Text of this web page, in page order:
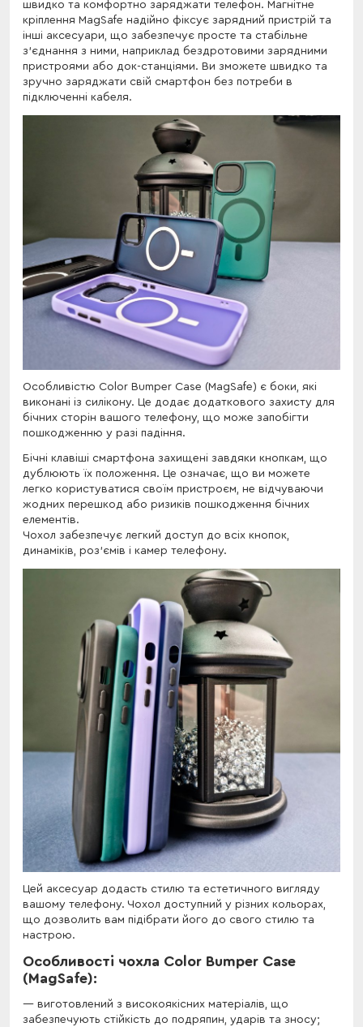
швидко та комфортно заряджати телефон. Магнітне
кріплення MagSafe надійно фіксує зарядний пристрій та
інші аксесуари, що забезпечує просте та стабільне
з'єднання з ними, наприклад бездротовими зарядними
пристроями або док-станціями. Ви зможете швидко та
зручно заряджати свій смартфон без потреби в
підключенні кабеля.
Особливістю Color Bumper Case (MagSafe) є боки, які
виконані із силікону. Це додає додаткового захисту для
бічних сторін вашого телефону, що може запобігти
пошкодженню у разі падіння.
Бічні клавіші смартфона захищені завдяки кнопкам, що
дублюють їх положення. Це означає, що ви можете
легко користуватися своїм пристроєм, не відчуваючи
жодних перешкод або ризиків пошкодження бічних
елементів.
Чохол забезпечує легкий доступ до всіх кнопок,
динаміків, роз'ємів і камер телефону.
Цей аксесуар додасть стилю та естетичного вигляду
вашому телефону. Чохол доступний у різних кольорах,
що дозволить вам підібрати його до свого стилю та
настрою.
Особливості чохла Color Bumper Case
(MagSafe):
виготовлений з високоякісних матеріалів, що
забезпечують стійкість до подряпин, ударів та зносу;